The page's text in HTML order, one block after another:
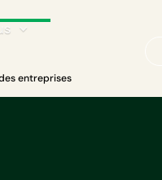
entreprises